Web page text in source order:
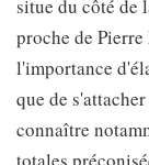
situe du côté de
proche de
l'importance
que de
connaître